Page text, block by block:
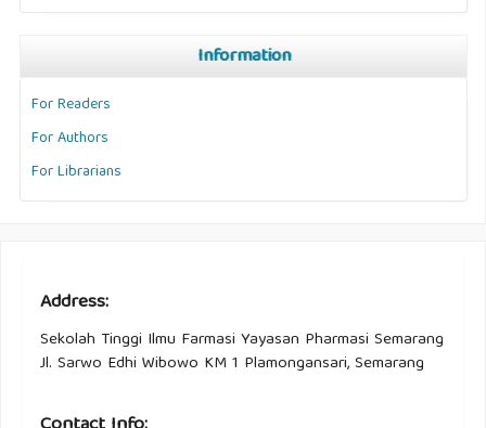
Information
For Readers
For Authors
For Librarians
Address:
Sekolah Tinggi Ilmu Farmasi Yayasan Pharmasi Semarang
Jl. Sarwo Edhi Wibowo KM 1 Plamongansari, Semarang